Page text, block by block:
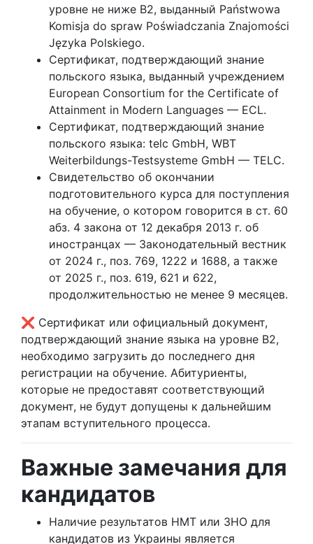
уровне не ниже B2, выданный Państwowa
Komisja do spraw Poświadczania Znajomości
Języka Polskiego.
Сертификат, подтверждающий знание
польского языка, выданный учреждением
European Consortium for the Certificate of
Attainment in Modern Languages — ECL.
Сертификат, подтверждающий знание
польского языка: telc GmbH, WBT
Weiterbildungs-Testsysteme GmbH — TELC.
Свидетельство об окончании
подготовительного курса для поступления
на обучение, о котором говорится в ст. 60
абз. 4 закона от 12 декабря 2013 г. об
иностранцах — Законодательный вестник
от 2024 г., поз. 769, 1222 и 1688, а также
от 2025 г., поз. 619, 621 и 622,
продолжительностью не менее 9 месяцев.
❌ Сертификат или официальный документ,
подтверждающий знание языка на уровне B2,
необходимо загрузить до последнего дня
регистрации на обучение. Абитуриенты,
которые не предоставят соответствующий
документ, не будут допущены к дальнейшим
этапам вступительного процесса.
Важные замечания для
кандидатов
Наличие результатов НМТ или ЗНО для
кандидатов из Украины является